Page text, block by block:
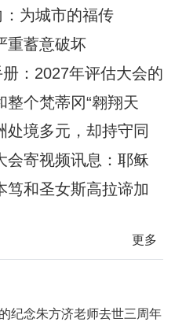
地，在那里
临在的司铎：其身份、灵修
大会旨在加强司铎之间的弟
并进一步深化圣秩圣职的身
在当前拉丁美洲许多地方教
为城市的福传
重蓄意破坏
：2027年评估大会的
个梵蒂冈“翱翔天
处境多元，却持守同
会寄视频讯息：耶稣
笃和圣女斯高拉谛加
更多
纪念朱方济老师去世三周年